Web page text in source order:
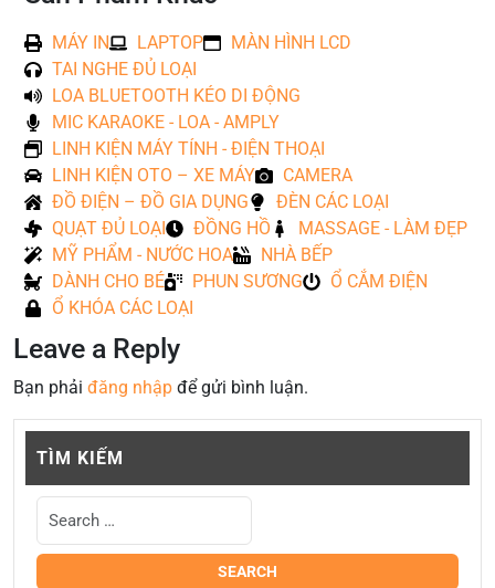
MÁY IN LAPTOP
MÀN HÌNH LCD
TAI NGHE ĐỦ LOẠI
LOA BLUETOOTH KÉO DI ĐỘNG
MIC KARAOKE - LOA - AMPLY
LINH KIỆN MÁY TÍNH - ĐIỆN THOẠI
LINH KIỆN OTO – XE MÁY
CAMERA
ĐỒ ĐIỆN – ĐỒ GIA DỤNG
ĐÈN CÁC LOẠI
QUẠT ĐỦ LOẠI
ĐỒNG HỒ
MASSAGE - LÀM ĐẸP
MỸ PHẨM - NƯỚC HOA
NHÀ BẾP
DÀNH CHO BÉ
PHUN SƯƠNG
Ổ CẮM ĐIỆN
Ổ KHÓA CÁC LOẠI
Leave a Reply
Bạn phải đăng nhập để gửi bình luận.
TÌM KIẾM